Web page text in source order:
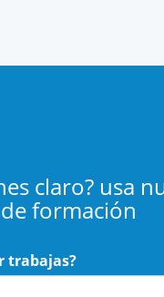
claro? usa
formación
trabajas?